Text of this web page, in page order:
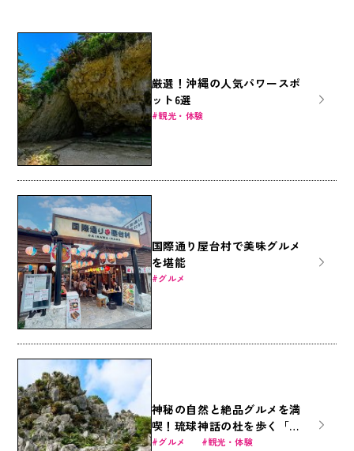
厳選！沖縄の人気パワースポ
ット6選
観光・体験
国際通り屋台村で美味グルメ
を堪能
グルメ
神秘の自然と絶品グルメを満
喫！琉球神話の杜を歩く「ア
スムイハイクス」
グルメ 観光・体験